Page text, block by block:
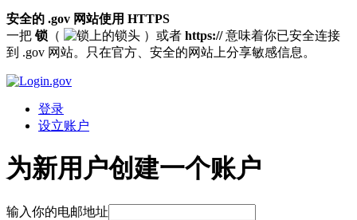
安全的 .gov 网站使用 HTTPS
一把锁 （ ）或者 https://意味着你已安全连接
到 .gov 网站。只在官方、安全的网站上分享敏感信息。
登录
设立账户
为新用户创建一个账户
输入你的电邮地址